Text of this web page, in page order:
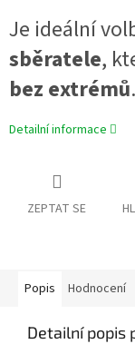
Je ideální
sběratele,
bez extrémů.
Detailní informace
ZEPTAT SE
Popis Hodnocení
Detailní popis